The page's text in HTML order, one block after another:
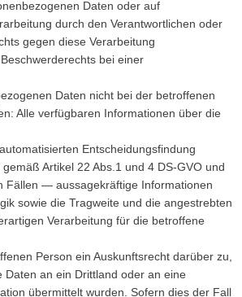
Daten oder auf
durch den Verantwortlichen oder
gegen diese Verarbeitung
bei einer
Daten nicht bei der betroffenen
Alle verfügbaren Informationen über die
Entscheidungsfindung
Artikel 22 Abs.1 und 4 DS-GVO und
Fällen — aussagekräftige Informationen
sowie die Tragweite und die angestrebten
Verarbeitung für die betroffene
Person ein Auskunftsrecht darüber zu,
Daten an ein Drittland oder an eine
übermittelt wurden. Sofern dies der Fall